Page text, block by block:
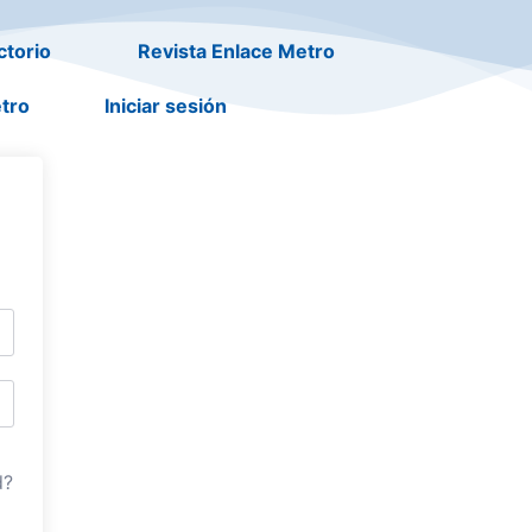
Revista Enlace Metro
Iniciar sesión